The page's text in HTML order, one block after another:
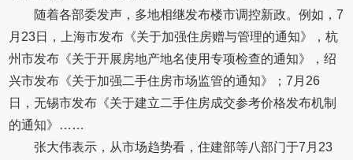
随着各部委发声，多地相继发布楼市调控新政。例如，7
月23日，上海市发布《关于加强住房赠与管理的通知》，杭
州市发布《关于开展房地产地名使用专项检查的通知》，绍
兴市发布《关于加强二手住房市场监管的通知》；7月26
日，无锡市发布《关于建立二手住房成交参考价格发布机制
的通知》……
张大伟表示，从市场趋势看，住建部等八部门于7月23